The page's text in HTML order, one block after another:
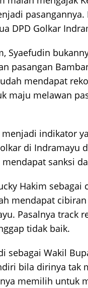
pasangannya.
DPD Golkar
Syaefudin
pasangan
mendapat
maju melawan
indikator
di Indramayu
sanksi
Hakim sebagai
mendapat
Pasalnya track
tidak baik.
sebagai Wakil
bila dirinya tak
memilih untuk